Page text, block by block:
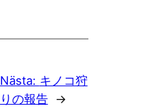
Nästa: キノコ狩
りの報告
→